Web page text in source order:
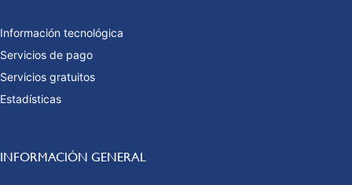
Información tecnológica
Servicios de pago
Servicios gratuitos
Estadísticas
INFORMACIÓN GENERAL